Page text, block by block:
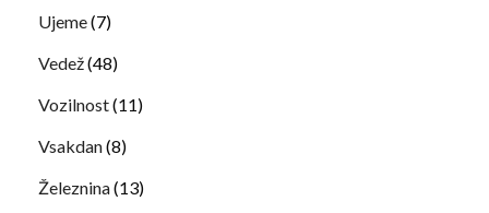
Ujeme(7)
Vedež(48)
Vozilnost(11)
Vsakdan(8)
Železnina(13)